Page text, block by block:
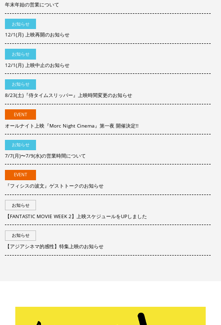
年末年始の営業について
お知らせ
12/1(月) 上映再開のお知らせ
お知らせ
12/1(月) 上映中止のお知らせ
お知らせ
8/23(土)『侍タイムスリッパー』上映時間変更のお知らせ
EVENT
オールナイト上映『Morc Night Cinema』第一夜 開催決定!!
お知らせ
7/7(月)〜7/9(水)の営業時間について
EVENT
『フィシスの波文』ゲストトークのお知らせ
お知らせ
【FANTASTIC MOVIE WEEK 2】上映スケジュールをUPしました
お知らせ
【アジアシネマ的感性】特集上映のお知らせ